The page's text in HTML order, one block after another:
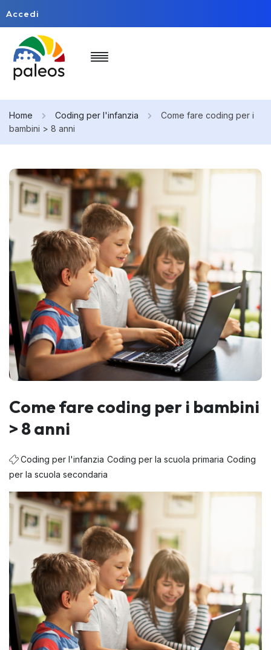
Accedi
Home Coding per l'infanzia
Come fare coding per i
bambini > 8 anni
Come fare coding per i bambini
> 8 anni
Coding per l'infanzia Coding per la scuola primaria Coding
per la scuola secondaria